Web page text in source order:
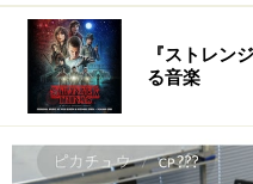
『ストレン
る音楽